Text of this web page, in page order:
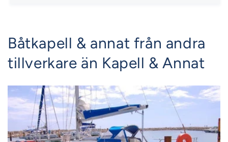
Båtkapell & annat från andra
tillverkare än Kapell & Annat